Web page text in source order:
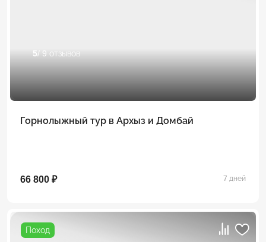
5/ 9 отзывов
Горнолыжный тур в Архыз и Домбай
66 800 ₽ 7 дней
Поход